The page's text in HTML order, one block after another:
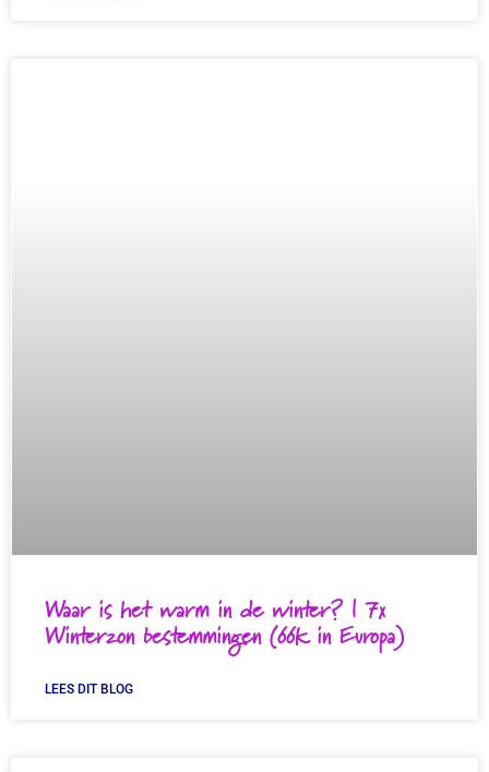
Waar is het warm in de winter? | 7x
Winterzon bestemmingen (óók in Europa)
LEES DIT BLOG